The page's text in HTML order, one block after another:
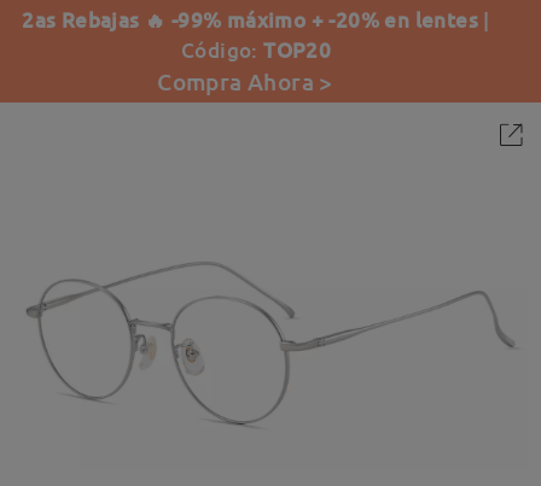
2as Rebajas 🔥 -99% máximo + -20% en lentes |
Código:TOP20
Compra Ahora >